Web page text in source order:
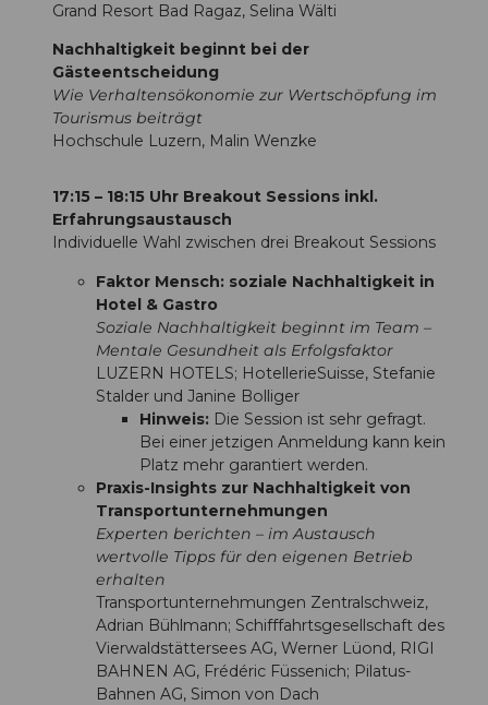
Grand Resort Bad Ragaz, Selina Wälti
Nachhaltigkeit beginnt bei der
Gästeentscheidung
Wie Verhaltensökonomie zur Wertschöpfung im
Tourismus beiträgt
Hochschule Luzern, Malin Wenzke
17:15 – 18:15 Uhr Breakout Sessions inkl.
Erfahrungsaustausch
Individuelle Wahl zwischen drei Breakout Sessions
Faktor Mensch: soziale Nachhaltigkeit in
Hotel & Gastro
Soziale Nachhaltigkeit beginnt im Team –
Mentale Gesundheit als Erfolgsfaktor
LUZERN HOTELS; HotellerieSuisse, Stefanie
Stalder und Janine Bolliger
Hinweis: Die Session ist sehr gefragt.
Bei einer jetzigen Anmeldung kann kein
Platz mehr garantiert werden.
Praxis-Insights zur Nachhaltigkeit von
Transportunternehmungen
Experten berichten – im Austausch
wertvolle Tipps für den eigenen Betrieb
erhalten
Transportunternehmungen Zentralschweiz,
Adrian Bühlmann; Schifffahrtsgesellschaft des
Vierwaldstättersees AG, Werner Lüond, RIGI
BAHNEN AG, Frédéric Füssenich; Pilatus-
Bahnen AG, Simon von Dach